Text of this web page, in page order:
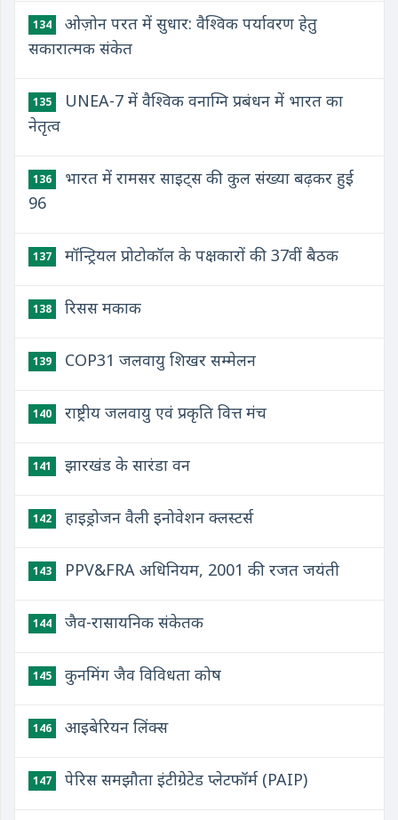
134
ओज़ोन परत में सुधार: वैश्विक पर्यावरण हेतु
सकारात्मक संकेत
135
UNEA-7 में वैश्विक वनाग्नि प्रबंधन में भारत का
नेतृत्व
136
भारत में रामसर साइट्स की कुल संख्या बढ़कर हुई
96
137 मॉन्ट्रियल प्रोटोकॉल के पक्षकारों की 37वीं बैठक
138 रिसस मकाक
139 COP31 जलवायु शिखर सम्मेलन
140 राष्ट्रीय जलवायु एवं प्रकृति वित्त मंच
141 झारखंड के सारंडा वन
142 हाइड्रोजन वैली इनोवेशन क्लस्टर्स
143 PPV&FRA अधिनियम, 2001 की रजत जयंती
144 जैव-रासायनिक संकेतक
145 कुनमिंग जैव विविधता कोष
146 आइबेरियन लिंक्स
147 पेरिस समझौता इंटीग्रेटेड प्लेटफॉर्म (PAIP)